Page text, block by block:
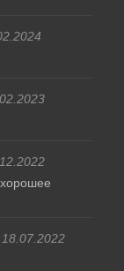
18.07.2022